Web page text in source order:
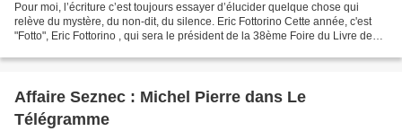
Pour moi, l’écriture c’est toujours essayer d’élucider quelque chose qui
relève du mystère, du non-dit, du silence. Eric Fottorino Cette année, c'est
"Fotto", Eric Fottorino , qui sera le président de la 38ème Foire du Livre de
Affaire Seznec : Michel Pierre dans Le
Télégramme